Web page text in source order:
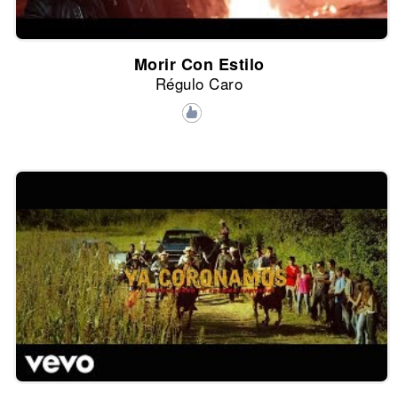
Morir Con Estilo
Régulo Caro